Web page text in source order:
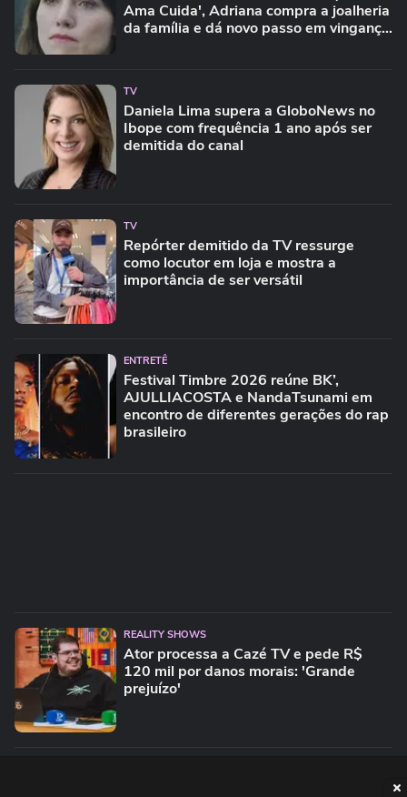
Ama Cuida', Adriana compra a joalheria
da família e dá novo passo em vingança
TV
Daniela Lima supera a GloboNews no
Ibope com frequência 1 ano após ser
demitida do canal
TV
Repórter demitido da TV ressurge
como locutor em loja e mostra a
importância de ser versátil
ENTRETÊ
Festival Timbre 2026 reúne BK’,
AJULLIACOSTA e NandaTsunami em
encontro de diferentes gerações do rap
brasileiro
REALITY SHOWS
Ator processa a Cazé TV e pede R$
120 mil por danos morais: 'Grande
prejuízo'